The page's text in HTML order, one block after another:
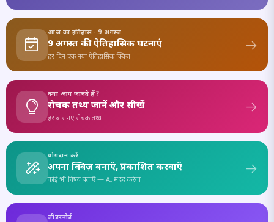
आज का इतिहास · 9 अगस्त
9 अगस्त की ऐतिहासिक घटनाएं
हर दिन एक नया ऐतिहासिक क्विज़
क्या आप जानते हैं?
रोचक तथ्य जानें और सीखें
हर बार नए रोचक तथ्य
योगदान करें
अपना क्विज़ बनाएँ, प्रकाशित करवाएँ
कोई भी विषय बताएँ — AI मदद करेगा
लीडरबोर्ड